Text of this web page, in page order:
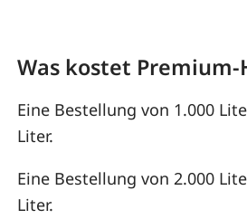
Was kostet
Eine Bestellung von 1.000
Liter.
Eine Bestellung von 2.000
Liter.